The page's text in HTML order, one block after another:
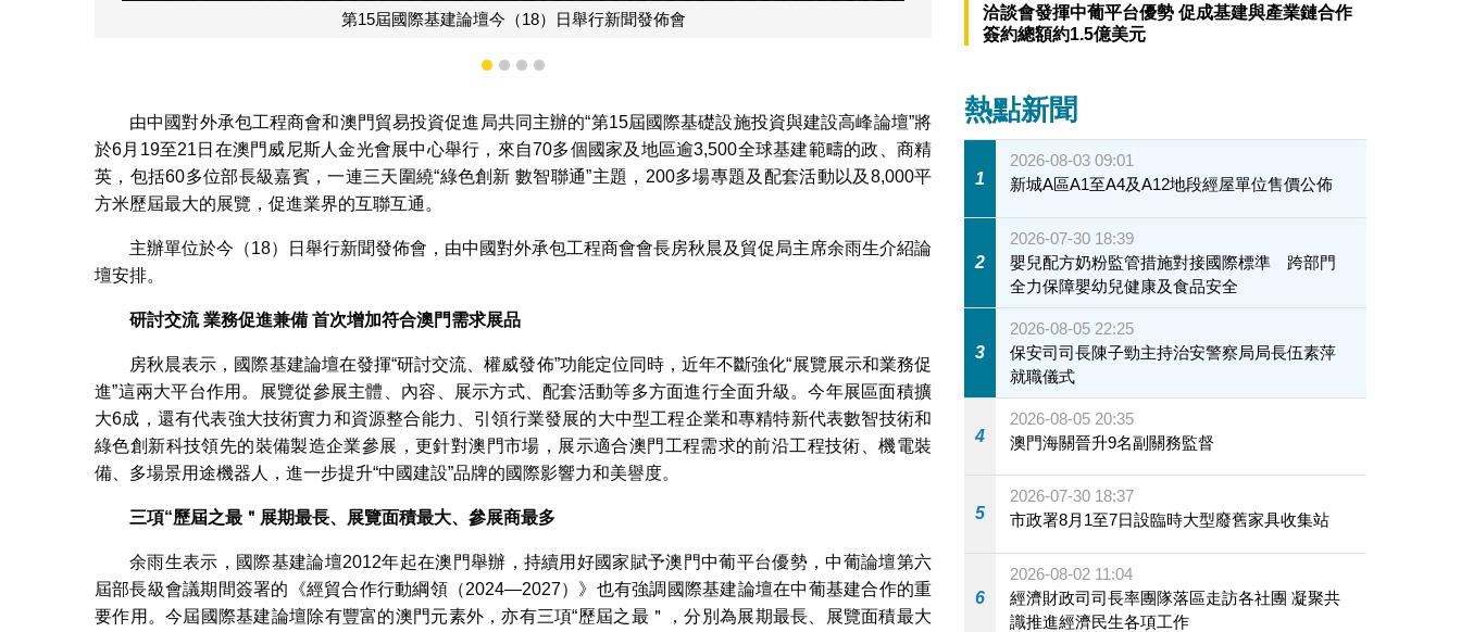
第15屆國際基建論壇今（18）日舉行新聞發佈會
1 2 3 4
由中國對外承包工程商會和澳門貿易投資促進局共同主辦的“第15屆國際基礎設施投資與建設高峰論壇”將
於6月19至21日在澳門威尼斯人金光會展中心舉行，來自70多個國家及地區逾3,500全球基建範疇的政、商精
英，包括60多位部長級嘉賓，一連三天圍繞“綠色創新 數智聯通”主題，200多場專題及配套活動以及8,000平
方米歷屆最大的展覽，促進業界的互聯互通。
主辦單位於今（18）日舉行新聞發佈會，由中國對外承包工程商會會長房秋晨及貿促局主席余雨生介紹論
壇安排。
研討交流 業務促進兼備 首次增加符合澳門需求展品
房秋晨表示，國際基建論壇在發揮“研討交流、權威發佈”功能定位同時，近年不斷強化“展覽展示和業務促
進”這兩大平台作用。展覽從參展主體、內容、展示方式、配套活動等多方面進行全面升級。今年展區面積擴
大6成，還有代表強大技術實力和資源整合能力、引領行業發展的大中型工程企業和專精特新代表數智技術和
綠色創新科技領先的裝備製造企業參展，更針對澳門市場，展示適合澳門工程需求的前沿工程技術、機電裝
備、多場景用途機器人，進一步提升“中國建設”品牌的國際影響力和美譽度。
三項“歷屆之最＂展期最長、展覽面積最大、參展商最多
余雨生表示，國際基建論壇2012年起在澳門舉辦，持續用好國家賦予澳門中葡平台優勢，中葡論壇第六
屆部長級會議期間簽署的《經貿合作行動綱領（2024—2027）》也有強調國際基建論壇在中葡基建合作的重
要作用。今屆國際基建論壇除有豐富的澳門元素外，亦有三項“歷屆之最＂，分別為展期最長、展覽面積最大
洽談會發揮中葡平台優勢 促成基建與產業鏈合作
簽約總額約1.5億美元
熱點新聞
1
2026-08-03 09:01
新城A區A1至A4及A12地段經屋單位售價公佈
2
2026-07-30 18:39
嬰兒配方奶粉監管措施對接國際標準 跨部門
全力保障嬰幼兒健康及食品安全
3
2026-08-05 22:25
保安司司長陳子勁主持治安警察局局長伍素萍
就職儀式
4
2026-08-05 20:35
澳門海關晉升9名副關務監督
5
2026-07-30 18:37
市政署8月1至7日設臨時大型廢舊家具收集站
6
2026-08-02 11:04
經濟財政司司長率團隊落區走訪各社團 凝聚共
識推進經濟民生各項工作